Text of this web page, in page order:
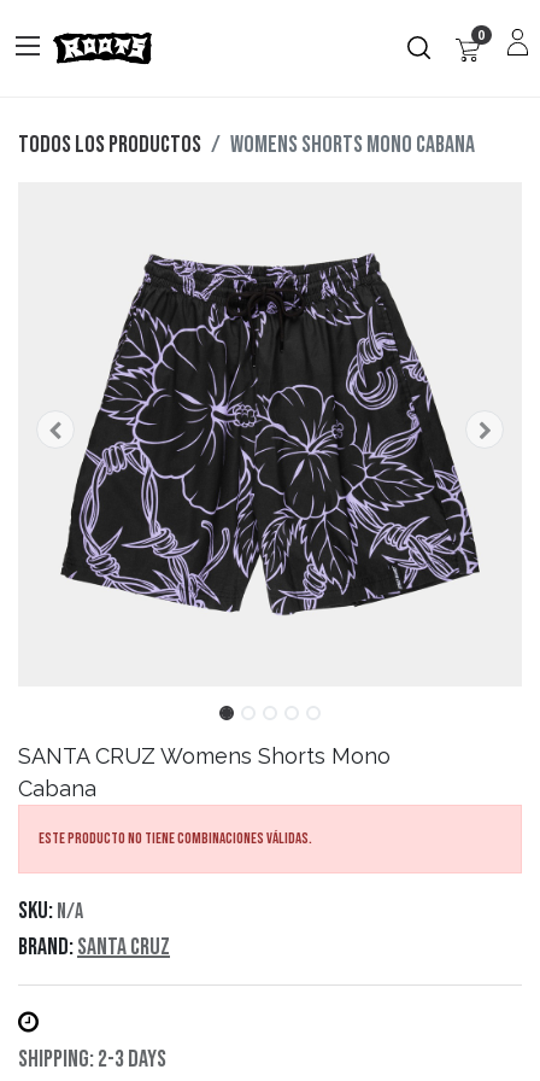
0
Todos los productos Womens Shorts Mono Cabana
SANTA CRUZ Womens Shorts Mono
Cabana
Este producto no tiene combinaciones válidas.
SKU: N/A
Brand:Santa Cruz
Shipping: 2-3 Days